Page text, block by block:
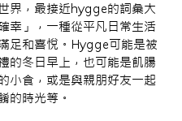
界，最接近hygge的詞彙大
幸」，一種從平凡日常生活
足和喜悅。Hygge可能是被
的冬日早上，也可能是飢腸
小食，或是與親朋好友一起
的時光等。